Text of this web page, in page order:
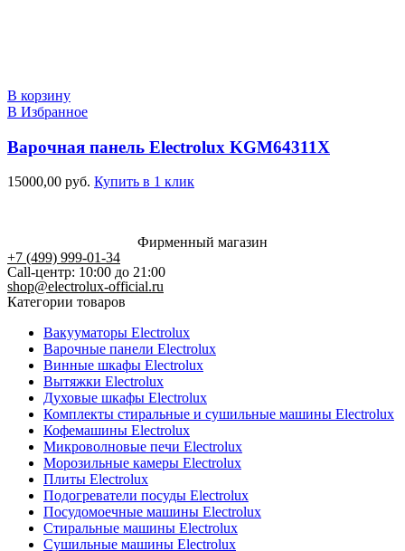
В корзину
В Избранное
Варочная панель Electrolux KGM64311X
15000,00 руб. Купить в 1 клик
Фирменный магазин
+7 (499) 999-01-34
Call-центр: 10:00 до 21:00
shop@electrolux-official.ru
Категории товаров
Вакууматоры Electrolux
Варочные панели Electrolux
Винные шкафы Electrolux
Вытяжки Electrolux
Духовые шкафы Electrolux
Комплекты стиральные и сушильные машины Electrolux
Кофемашины Electrolux
Микроволновые печи Electrolux
Морозильные камеры Electrolux
Плиты Electrolux
Подогреватели посуды Electrolux
Посудомоечные машины Electrolux
Стиральные машины Electrolux
Сушильные машины Electrolux